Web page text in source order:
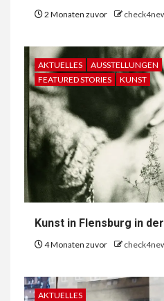
2 Monaten zuvor
AKTUELLES
AUSSTELLUNGEN
FEATURED STORIES
KUNST
Kunst in Flensburg in
4 Monaten zuvor
AKTUELLES